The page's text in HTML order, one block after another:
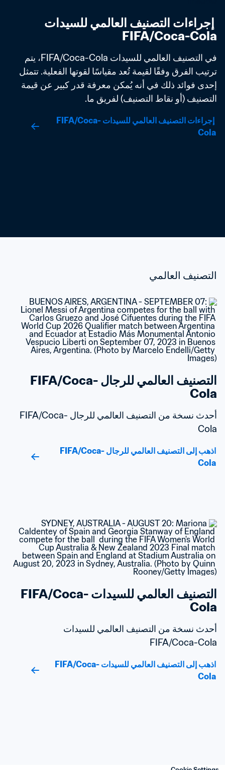
FIFA/Coca-Cola
التصنيف (أو نقاط التصنيف) لفريق ما.
إجراءات التصنيف العالمي للسيدات FIFA/Coca-
Cola
التصنيف العالمي
التصنيف العالمي للرجال FIFA/Coca-
Cola
أحدث نسخة من التصنيف العالمي للرجال FIFA/Coca-
Cola
اذهب إلى التصنيف العالمي للرجال FIFA/Coca-
Cola
التصنيف العالمي للسيدات FIFA/Coca-
Cola
FIFA/Coca-Cola
اذهب إلى التصنيف العالمي للسيدات FIFA/Coca-
Cola